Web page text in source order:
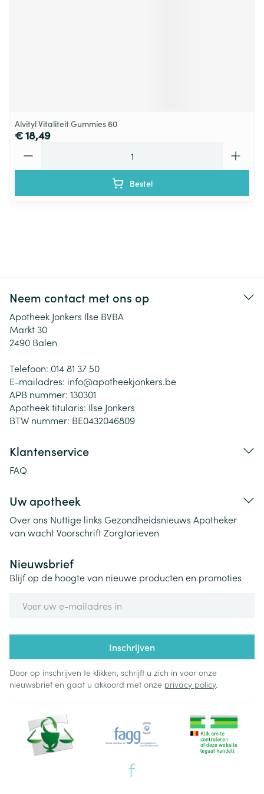
Alvityl Vitaliteit Gummies 60
€ 18,49
Bestel
Neem contact met ons op
Apotheek Jonkers Ilse BVBA
Markt 30
2490 Balen
Telefoon: 014 81 37 50
E-mailadres: info@apotheekjonkers.be
APB nummer: 130301
Apotheek titularis: Ilse Jonkers
BTW nummer: BE0432046809
Klantenservice
FAQ
Uw apotheek
Over ons Nuttige links Gezondheidsnieuws Apotheker
van wachtVoorschriftZorgtarieven
Nieuwsbrief
Blijf op de hoogte van nieuwe producten en promoties
Inschrijven
Door op inschrijven te klikken, schrijft u zich in voor onze
nieuwsbrief en gaat u akkoord met onze privacy policy.